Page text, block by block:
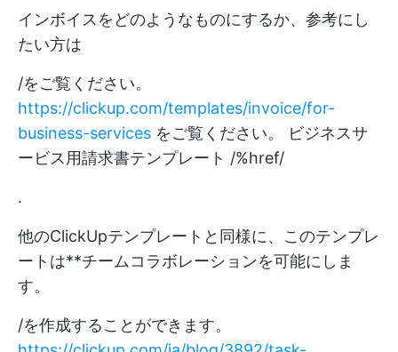
インボイスをどのようなものにするか、参考にし
たい方は
/をご覧ください。
https://clickup.com/templates/invoice/for-
business-services をご覧ください。 ビジネスサ
ービス用請求書テンプレート /%href/
.
他のClickUpテンプレートと同様に、このテンプレ
ートは**チームコラボレーションを可能にしま
す。
/を作成することができます。